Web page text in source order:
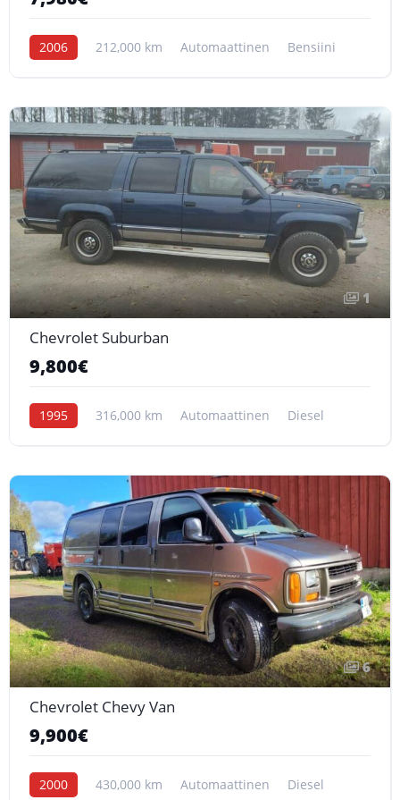
2006 212,000 km Automaattinen Bensiini
1
Chevrolet Suburban
9,800€
1995 316,000 km Automaattinen Diesel
6
Chevrolet Chevy Van
9,900€
2000 430,000 km Automaattinen Diesel